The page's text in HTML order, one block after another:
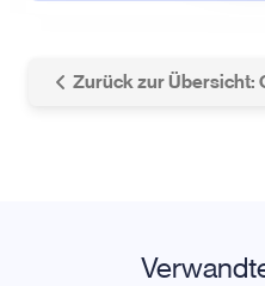
Zurück zur Übersicht: